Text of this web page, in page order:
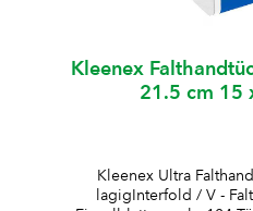
Kleenex
21.5 cm 15
Kleenex Ultra
lagigInterfold / V -